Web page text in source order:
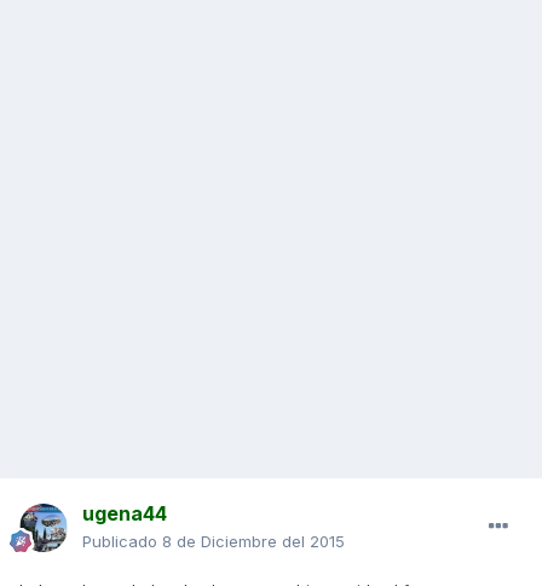
ugena44
Publicado 8 de Diciembre del 2015